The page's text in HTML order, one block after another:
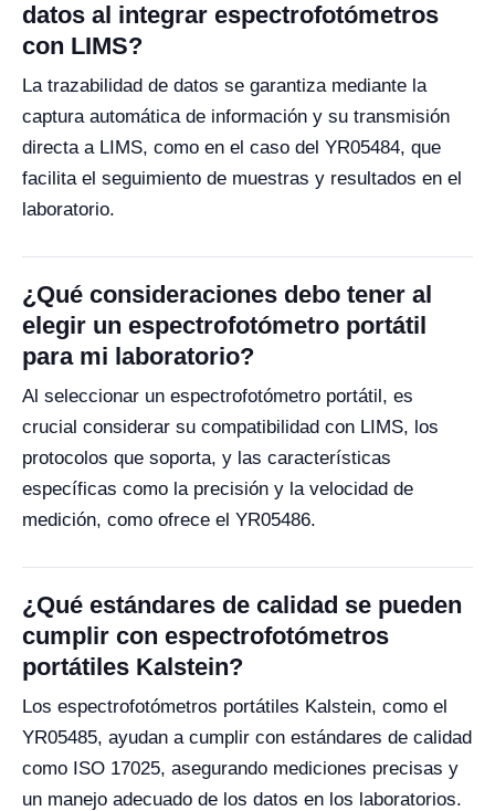
datos al integrar espectrofotómetros
con LIMS?
La trazabilidad de datos se garantiza mediante la
captura automática de información y su transmisión
directa a LIMS, como en el caso del YR05484, que
facilita el seguimiento de muestras y resultados en el
laboratorio.
¿Qué consideraciones debo tener al
elegir un espectrofotómetro portátil
para mi laboratorio?
Al seleccionar un espectrofotómetro portátil, es
crucial considerar su compatibilidad con LIMS, los
protocolos que soporta, y las características
específicas como la precisión y la velocidad de
medición, como ofrece el YR05486.
¿Qué estándares de calidad se pueden
cumplir con espectrofotómetros
portátiles Kalstein?
Los espectrofotómetros portátiles Kalstein, como el
YR05485, ayudan a cumplir con estándares de calidad
como ISO 17025, asegurando mediciones precisas y
un manejo adecuado de los datos en los laboratorios.